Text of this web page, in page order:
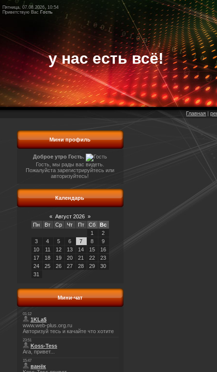
Пятница, 07.08.2026, 10:54
Приветствую Вас Гость
у нас есть всё!
Главная |
Мини профиль
Доброе утро Гость.
Гость, мы рады вас видеть.
Пожалуйста зарегистрируйтесь или
авторизуйтесь!
Календарь
« Август 2026 »
Пн
Вт Ср Чт Пт Сб
Вс
1
2
3
4 5 6 7 8
9
10
11 12 13 14 15
16
17
18 19 20 21 22
23
24
25 26 27 28 29
30
31
Мини-чат